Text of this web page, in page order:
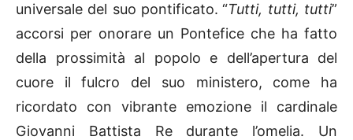
universale del suo pontificato. “Tutti, tutti, tutti”
accorsi per onorare un Pontefice che ha fatto
della prossimità al popolo e dell’apertura del
cuore il fulcro del suo ministero, come ha
ricordato con vibrante emozione il cardinale
Giovanni Battista Re durante l’omelia. Un